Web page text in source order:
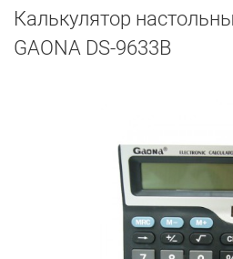
Калькулятор
GAONA DS-9633B